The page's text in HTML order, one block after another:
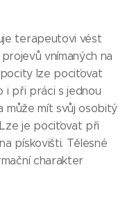
terapeutovi vést
vnímaných na
lze pociťovat
i při práci s jednou
může mít svůj osobitý
je pociťovat při
pískovišti. Tělesné
charakter